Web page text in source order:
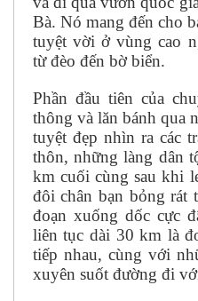
Bà. Nó mang đến cho
tuyệt vời ở vùng cao
từ đèo đến bờ biển.
Phần đầu tiên của
thông và lăn bánh qua
tuyệt đẹp nhìn ra các
thôn, những làng dân
km cuối cùng sau khi
đôi chân bạn bỏng rát
đoạn xuống dốc cực
liên tục dài 30 km là
tiếp nhau, cùng với
xuyên suốt đường đi